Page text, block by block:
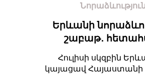
Երևանի
շաբաթ․
Հուլիսի սկզբին
կայացավ Հայաստանի